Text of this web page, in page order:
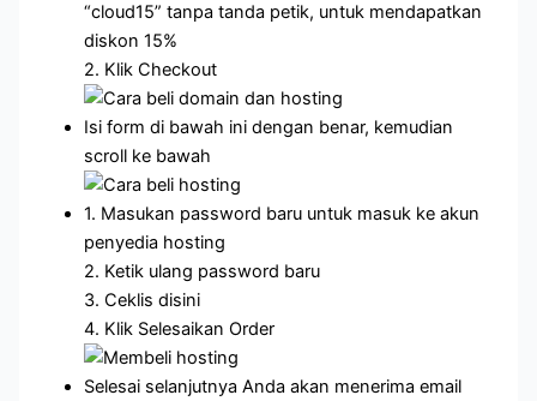
“cloud15” tanpa tanda petik, untuk mendapatkan
diskon 15%
2. Klik Checkout
Isi form di bawah ini dengan benar, kemudian
scroll ke bawah
1. Masukan password baru untuk masuk ke akun
penyedia hosting
2. Ketik ulang password baru
3. Ceklis disini
4. Klik Selesaikan Order
Selesai selanjutnya Anda akan menerima email